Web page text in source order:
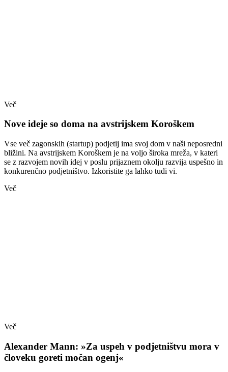
Več
Nove ideje so doma na avstrijskem Koroškem
Vse več zagonskih (startup) podjetij ima svoj dom v naši neposredni
bližini. Na avstrijskem Koroškem je na voljo široka mreža, v kateri
se z razvojem novih idej v poslu prijaznem okolju razvija uspešno in
konkurenčno podjetništvo. Izkoristite ga lahko tudi vi.
Več
Več
Alexander Mann: »Za uspeh v podjetništvu mora v
človeku goreti močan ogenj«